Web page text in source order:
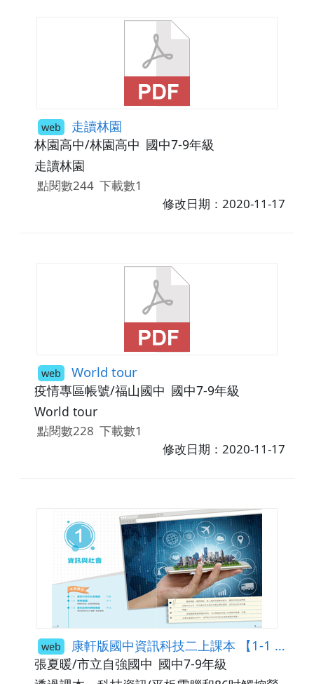
web 走讀林園
林園高中/林園高中 國中7-9年級
走讀林園
點閱數244 下載數1
修改日期：2020-11-17
web World tour
疫情專區帳號/福山國中 國中7-9年級
World tour
點閱數228 下載數1
修改日期：2020-11-17
web 康軒版國中資訊科技二上課本 【1-1 資訊科技的社會議題】
張夏暖/市立自強國中 國中7-9年級